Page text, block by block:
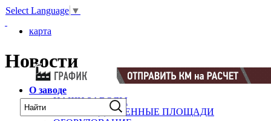
Select Language ▼
карта
Новости
О заводе
НАШИ ЗАВОДЫ
ПРОИЗВОДСТВЕННЫЕ ПЛОЩАДИ